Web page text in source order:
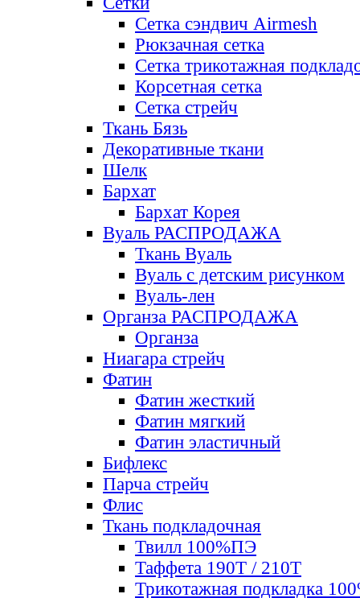
Сетка сэндвич Airmesh
Рюкзачная сетка
Сетка трикотажная
Корсетная сетка
Сетка стрейч
Ткань Бязь
Декоративные ткани
Шелк
Бархат
Бархат Корея
Вуаль РАСПРОДАЖА
Ткань Вуаль
Вуаль с детским рисунком
Вуаль-лен
Органза РАСПРОДАЖА
Органза
Ниагара стрейч
Фатин
Фатин жесткий
Фатин мягкий
Фатин элаcтичный
Бифлекс
Парча стрейч
Флис
Ткань подкладочная
Твилл 100%ПЭ
Таффета 190Т / 210Т
Трикотажная подкладка